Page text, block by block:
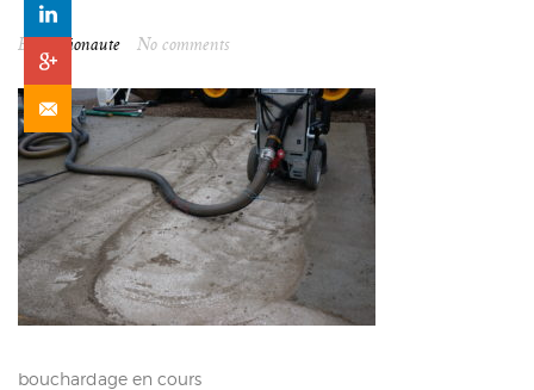
By spationaute No comments
bouchardage en cours